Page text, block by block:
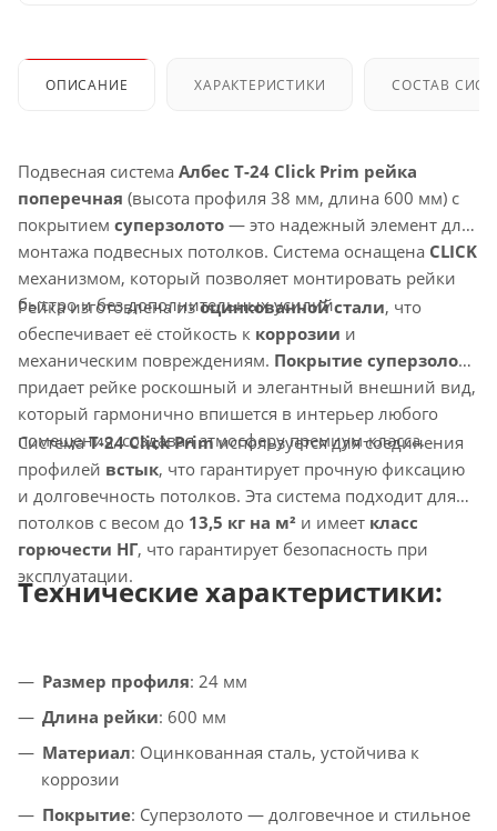
ОПИСАНИЕ ХАРАКТЕРИСТИКИ СОСТАВ
Подвесная система Албес T-24 Click Prim рейка
поперечная (высота профиля 38 мм, длина 600 мм) с
покрытием суперзолото — это надежный элемент для
монтажа подвесных потолков. Система оснащена CLICK
механизмом, который позволяет монтировать рейки
быстро и без дополнительных усилий.
Рейка изготовлена изоцинкованной стали, что
обеспечивает её стойкость к коррозии и
механическим повреждениям. Покрытие суперзолото
придает рейке роскошный и элегантный внешний вид,
который гармонично впишется в интерьер любого
помещения, создавая атмосферу премиум-класса.
СистемаT-24 Click Primиспользуется для соединения
профилей встык, что гарантирует прочную фиксацию
и долговечность потолков. Эта система подходит для
потолков с весом до 13,5 кг на м² и имеет класс
горючести НГ, что гарантирует безопасность при
эксплуатации.
Технические характеристики:
Размер профиля: 24 мм
Длина рейки: 600 мм
Материал: Оцинкованная сталь, устойчива к
коррозии
Покрытие: Суперзолото — долговечное и стильное